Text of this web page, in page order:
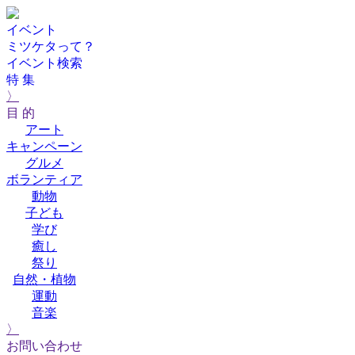
イベント
ミツケタって？
イベント検索
特 集
〉
目 的
アート
キャンペーン
グルメ
ボランティア
動物
子ども
学び
癒し
祭り
自然・植物
運動
音楽
〉
お問い合わせ